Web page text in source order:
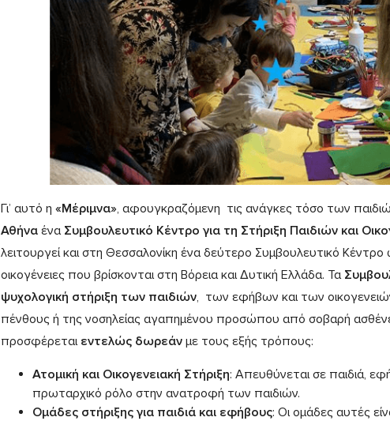
Γι’ αυτό η «Μέριμνα», αφουγκραζόμενη τις ανάγκες τόσο των
Αθήναένα Συμβουλευτικό Κέντρο για τη Στήριξη Παιδιών και
λειτουργεί και στη Θεσσαλονίκη ένα δεύτερο Συμβουλευτικό
οικογένειες που βρίσκονται στη Βόρεια και Δυτική Ελλάδα. Τα
ψυχολογική στήριξη των παιδιών, των εφήβων και των
πένθους ή της νοσηλείας αγαπημένου προσώπου από σοβαρή
προσφέρεται εντελώς δωρεάν με τους εξής τρόπους:
Ατομική και Οικογενειακή Στήριξη: Απευθύνεται σε παιδιά,
πρωταρχικό ρόλο στην ανατροφή των παιδιών.
Ομάδες στήριξης για παιδιά και εφήβους: Οι ομάδες αυτές